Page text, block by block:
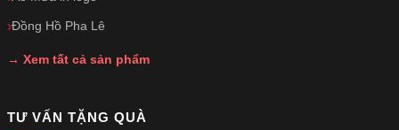
Đồng Hồ Pha Lê
→ Xem tất cả sản phẩm
TƯ VẤN TẶNG QUÀ